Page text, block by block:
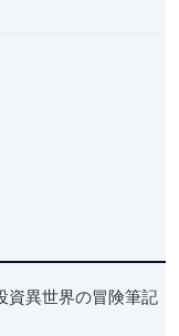
資異世界の冒険筆記